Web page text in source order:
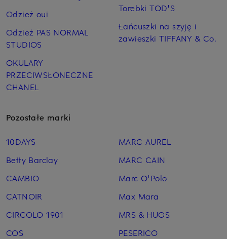
Odzież oui
Odzież PAS NORMAL
STUDIOS
OKULARY
PRZECIWSŁONECZNE
CHANEL
Torebki TOD'S
Łańcuszki na szyję i
zawieszki TIFFANY & Co.
Pozostałe marki
10DAYS
Betty Barclay
CAMBIO
CATNOIR
CIRCOLO 1901
COS
MARC AUREL
MARC CAIN
Marc O'Polo
Max Mara
MRS & HUGS
PESERICO